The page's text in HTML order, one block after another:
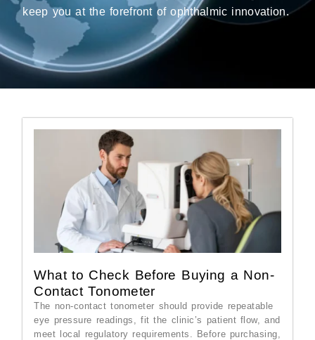
keep you at the forefront of ophthalmic innovation.
What to Check Before Buying a Non-
Contact Tonometer
The non-contact tonometer should provide repeatable
eye pressure readings, fit the clinic’s patient flow, and
meet local regulatory requirements. Before purchasing,